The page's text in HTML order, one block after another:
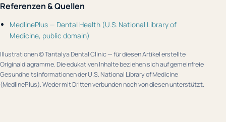
Referenzen & Quellen
MedlinePlus — Dental Health (U.S. National Library of
Medicine, public domain)
Illustrationen © Tantalya Dental Clinic — für diesen Artikel erstellte
Originaldiagramme. Die edukativen Inhalte beziehen sich auf gemeinfreie
Gesundheitsinformationen der U.S. National Library of Medicine
(MedlinePlus). Weder mit Dritten verbunden noch von diesen unterstützt.